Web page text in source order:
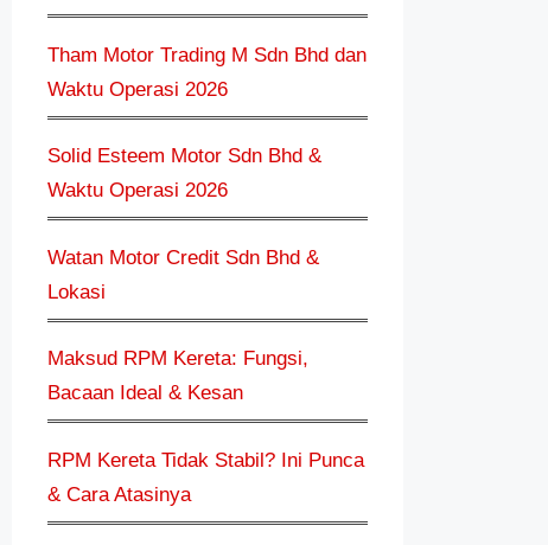
Tham Motor Trading M Sdn Bhd dan
Waktu Operasi 2026
Solid Esteem Motor Sdn Bhd &
Waktu Operasi 2026
Watan Motor Credit Sdn Bhd &
Lokasi
Maksud RPM Kereta: Fungsi,
Bacaan Ideal & Kesan
RPM Kereta Tidak Stabil? Ini Punca
& Cara Atasinya